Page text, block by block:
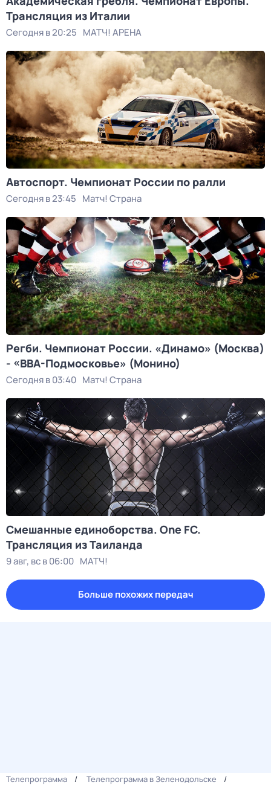
Трансляция из Италии
Сегодня в 20:25 МАТЧ! АРЕНА
Автоспорт. Чемпионат России по ралли
Сегодня в 23:45 Матч! Страна
Регби. Чемпионат России. «Динамо» (Москва)
- «ВВА-Подмосковье» (Монино)
Сегодня в 03:40 Матч! Страна
Смешанные единоборства. One FC.
Трансляция из Таиланда
9 авг, вс в 06:00 МАТЧ!
Больше похожих передач
Телепрограмма
Телепрограмма в Зеленодольске